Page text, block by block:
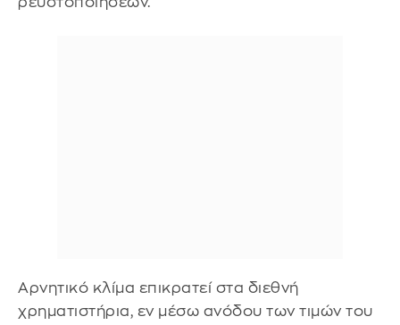
Αρνητικό κλίμα επικρατεί στα διεθνή
χρηματιστήρια, εν μέσω ανόδου των τιμών του